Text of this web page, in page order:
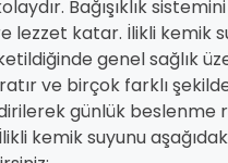
Bağışıklık
lezzet katar. İlikli kemik
genel sağlık
ve birçok farklı
günlük beslenme
kemik suyunu